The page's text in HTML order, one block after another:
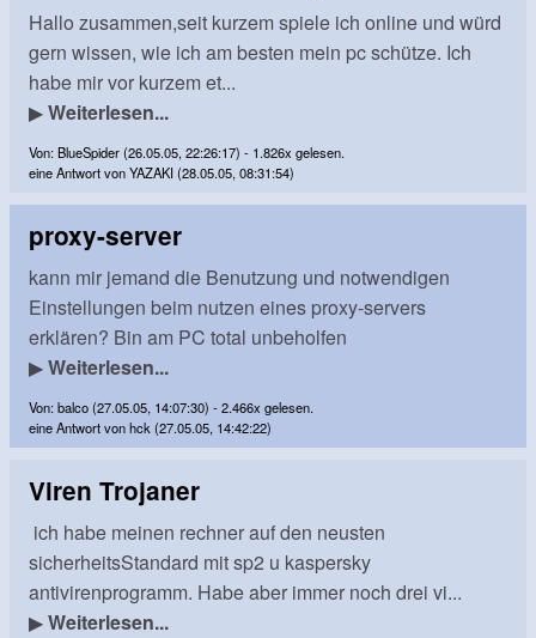
Hallo zusammen,seit kurzem spiele ich online und würd
gern wissen, wie ich am besten mein pc schütze. Ich
habe mir vor kurzem et...
▶Weiterlesen...
Von: BlueSpider (26.05.05, 22:26:17) - 1.826x gelesen.
eine Antwort von YAZAKI (28.05.05, 08:31:54)
proxy-server
kann mir jemand die Benutzung und notwendigen
Einstellungen beim nutzen eines proxy-servers
erklären? Bin am PC total unbeholfen
▶Weiterlesen...
Von: balco (27.05.05, 14:07:30) - 2.466x gelesen.
eine Antwort von hck (27.05.05, 14:42:22)
Viren Trojaner
ich habe meinen rechner auf den neusten
sicherheitsStandard mit sp2 u kaspersky
antivirenprogramm. Habe aber immer noch drei vi...
▶Weiterlesen...